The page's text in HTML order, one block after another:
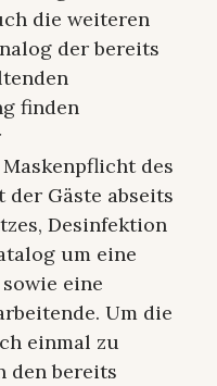
die weiteren
der bereits
finden
des
der Gäste abseits
Desinfektion
um eine
eine
Um die
einmal zu
den bereits